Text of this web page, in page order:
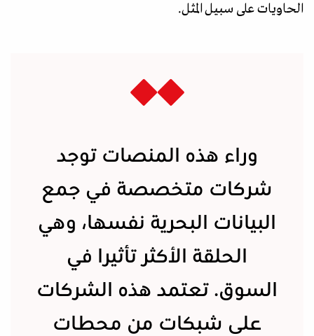
الحاويات على سبيل المثل.
وراء هذه المنصات توجد
شركات متخصصة في جمع
البيانات البحرية نفسها، وهي
الحلقة الأكثر تأثيرا في
السوق. تعتمد هذه الشركات
على شبكات من محطات